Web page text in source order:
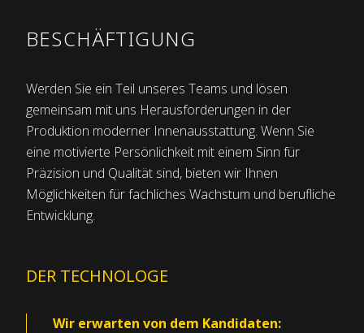
BESCHÄFTIGUNG
Werden Sie ein Teil unseres Teams und lösen
gemeinsam mit uns Herausforderungen in der
Produktion moderner Innenausstattung. Wenn Sie
eine motivierte Persönlichkeit mit einem Sinn für
Präzision und Qualität sind, bieten wir Ihnen
Möglichkeiten für fachliches Wachstum und berufliche
Entwicklung.
DER TECHNOLOGE
Wir erwarten von dem Kandidaten: